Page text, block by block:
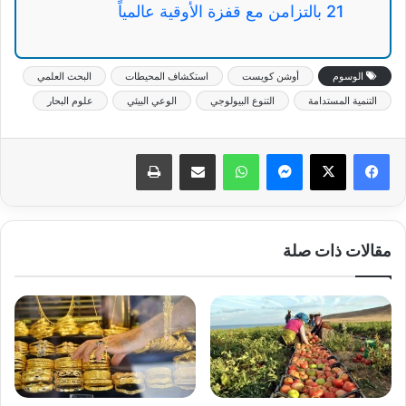
21 بالتزامن مع قفزة الأوقية عالمياً
الوسوم أوشن كويست استكشاف المحيطات
البحث العلمي
التنمية المستدامة
التنوع البيولوجي الوعي البيئي علوم البحار
ماسنجر واتساب مشاركة عبر البريد طباعة
مقالات ذات صلة